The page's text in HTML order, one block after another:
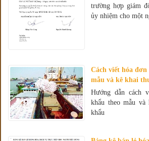
trường hợp giám
ủy nhiệm cho một
Cách viết hóa
mẫu và kê khai
Hướng dẫn cách
khẩu theo mẫu và
khẩu